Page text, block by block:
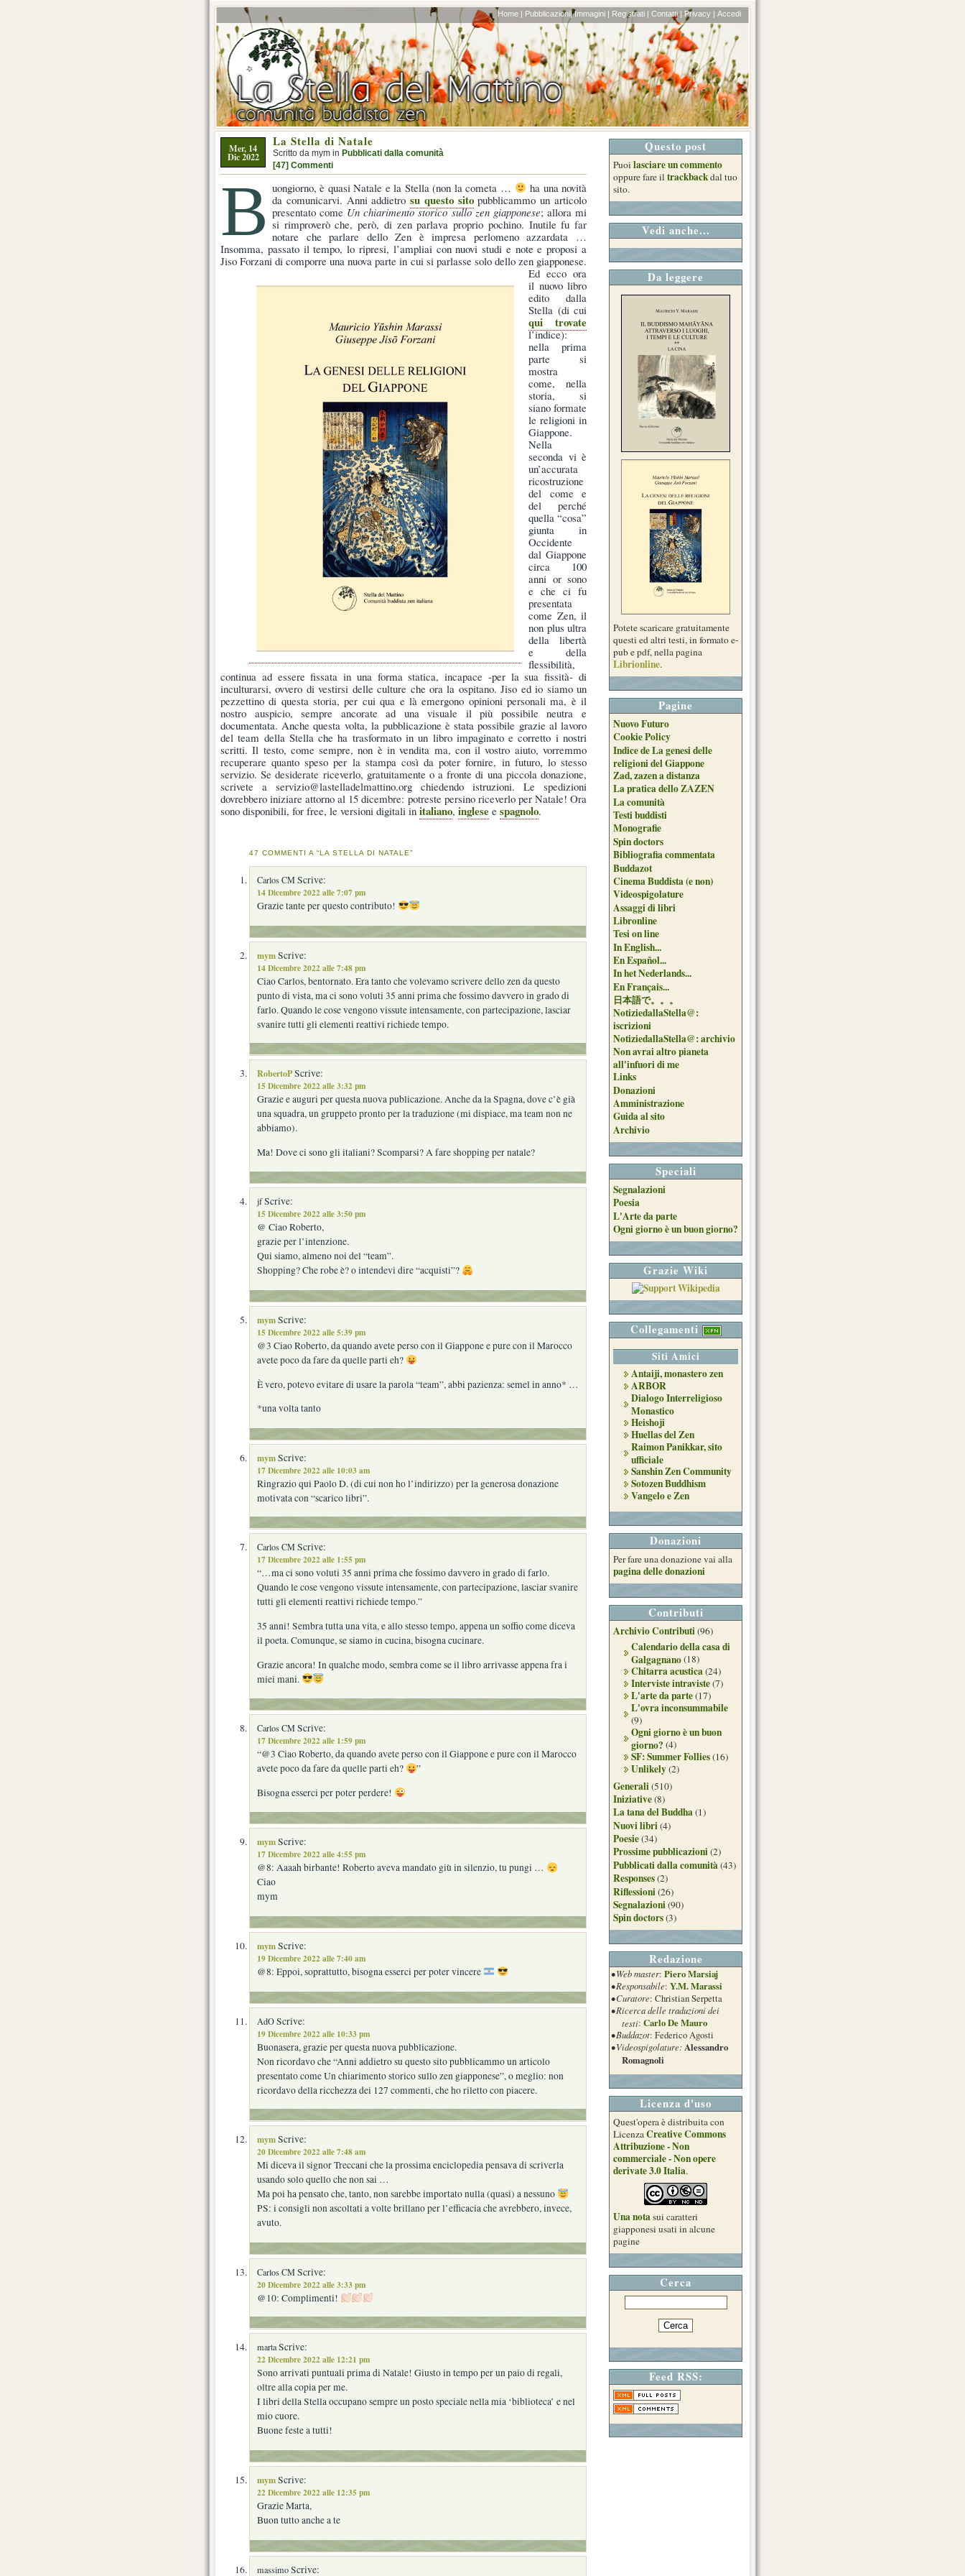
Home | Pubblicazioni| Immagini | Registrati | Contatti | Privacy | Accedi
Mer, 14
Dic 2022
La Stella di Natale
Scritto da mym in Pubblicati dalla comunità
[47] Commenti
B uongiorno, è quasi Natale e la Stella (non la cometa …
ha una novità
da comunicarvi. Anni addietrosu questo sitopubblicammo un articolo
presentato come Un chiarimento storico sullo zen giapponese; allora mi
si rimproverò che, però, di zen parlava proprio pochino. Inutile fu far
notare che parlare dello Zen è impresa perlomeno azzardata …
Insomma, passato il tempo, lo ripresi, l’ampliai con nuovi studi e note e proposi a
Jiso Forzani di comporre una nuova parte in cui si parlasse solo dello zen giapponese.
Ed ecco ora
il nuovo libro
edito dalla
Stella (di cui
qui trovate
l’indice):
nella prima
parte si
mostra
come, nella
storia, si
siano formate
le religioni in
Giappone.
Nella
seconda vi è
un’accurata
ricostruzione
del come e
del perché
quella “cosa”
giunta in
Occidente
dal Giappone
circa 100
anni or sono
e che ci fu
presentata
come Zen, il
non plus ultra
della libertà
e della
flessibilità,
continua ad essere fissata in una forma statica, incapace -per la sua fissità- di
inculturarsi, ovvero di vestirsi delle culture che ora la ospitano. Jiso ed io siamo un
pezzettino di questa storia, per cui qua e là emergono opinioni personali ma, è il
nostro auspicio, sempre ancorate ad una visuale il più possibile neutra e
documentata. Anche questa volta, la pubblicazione è stata possibile grazie al lavoro
del team della Stella che ha trasformato in un libro impaginato e corretto i nostri
scritti. Il testo, come sempre, non è in vendita ma, con il vostro aiuto, vorremmo
recuperare quanto speso per la stampa così da poter fornire, in futuro, lo stesso
servizio. Se desiderate riceverlo, gratuitamente o a fronte di una piccola donazione,
scrivete a servizio@lastelladelmattino.org chiedendo istruzioni. Le spedizioni
dovrebbero iniziare attorno al 15 dicembre: potreste persino riceverlo per Natale! Ora
sono disponibili, for free, le versioni digitali in italiano, inglese e spagnolo.
47 COMMENTI A “LA STELLA DI NATALE”
Carlos CMScrive:
14 Dicembre 2022 alle 7:07 pm
Grazie tante per questo contributo!
mymScrive:
14 Dicembre 2022 alle 7:48 pm
Ciao Carlos, bentornato. Era tanto che volevamo scrivere dello zen da questo
punto di vista, ma ci sono voluti 35 anni prima che fossimo davvero in grado di
farlo. Quando le cose vengono vissute intensamente, con partecipazione, lasciar
svanire tutti gli elementi reattivi richiede tempo.
RobertoPScrive:
15 Dicembre 2022 alle 3:32 pm
Grazie e auguri per questa nuova publicazione. Anche da la Spagna, dove c’è già
una squadra, un gruppeto pronto per la traduzione (mi dispiace, ma team non ne
abbiamo).
Ma! Dove ci sono gli italiani? Scomparsi? A fare shopping per natale?
jfScrive:
15 Dicembre 2022 alle 3:50 pm
@ Ciao Roberto,
grazie per l’intenzione.
Qui siamo, almeno noi del “team”.
Shopping? Che robe è? o intendevi dire “acquisti”?
mymScrive:
15 Dicembre 2022 alle 5:39 pm
@3 Ciao Roberto, da quando avete perso con il Giappone e pure con il Marocco
avete poco da fare da quelle parti eh?
È vero, potevo evitare di usare la parola “team”, abbi pazienza: semel in anno* …
*una volta tanto
mymScrive:
17 Dicembre 2022 alle 10:03 am
Ringrazio qui Paolo D. (di cui non ho l’indirizzo) per la generosa donazione
motivata con “scarico libri”.
Carlos CMScrive:
17 Dicembre 2022 alle 1:55 pm
“…ma ci sono voluti 35 anni prima che fossimo davvero in grado di farlo.
Quando le cose vengono vissute intensamente, con partecipazione, lasciar svanire
tutti gli elementi reattivi richiede tempo.”
35 anni! Sembra tutta una vita, e allo stesso tempo, appena un soffio come diceva
il poeta. Comunque, se siamo in cucina, bisogna cucinare.
Grazie ancora! In qualche modo, sembra come se il libro arrivasse appena fra i
miei mani.
Carlos CMScrive:
17 Dicembre 2022 alle 1:59 pm
“@3 Ciao Roberto, da quando avete perso con il Giappone e pure con il Marocco
avete poco da fare da quelle parti eh?
”
Bisogna esserci per poter perdere!
mymScrive:
17 Dicembre 2022 alle 4:55 pm
@8: Aaaah birbante! Roberto aveva mandato giù in silenzio, tu pungi …
Ciao
mym
mymScrive:
19 Dicembre 2022 alle 7:40 am
@8: Eppoi, soprattutto, bisogna esserci per poter vincere
AdOScrive:
19 Dicembre 2022 alle 10:33 pm
Buonasera, grazie per questa nuova pubblicazione.
Non ricordavo che “Anni addietro su questo sito pubblicammo un articolo
presentato come Un chiarimento storico sullo zen giapponese”, o meglio: non
ricordavo della ricchezza dei 127 commenti, che ho riletto con piacere.
mymScrive:
20 Dicembre 2022 alle 7:48 am
Mi diceva il signor Treccani che la prossima enciclopedia pensava di scriverla
usando solo quello che non sai …
Ma poi ha pensato che, tanto, non sarebbe importato nulla (quasi) a nessuno
PS: i consigli non ascoltati a volte brillano per l’efficacia che avrebbero, invece,
avuto.
Carlos CMScrive:
20 Dicembre 2022 alle 3:33 pm
@10: Complimenti!
martaScrive:
22 Dicembre 2022 alle 12:21 pm
Sono arrivati puntuali prima di Natale! Giusto in tempo per un paio di regali,
oltre alla copia per me.
I libri della Stella occupano sempre un posto speciale nella mia ‘biblioteca’ e nel
mio cuore.
Buone feste a tutti!
mymScrive:
22 Dicembre 2022 alle 12:35 pm
Grazie Marta,
Buon tutto anche a te
massimoScrive:
Questo post
Puoi lasciare un commento
oppure fare il trackbackdal tuo
sito.
Vedi anche...
Da leggere
Potete scaricare gratuitamente
questi ed altri testi, in formato e-
pub e pdf, nella pagina
Librionline.
Pagine
Nuovo Futuro
Cookie Policy
Indice de La genesi delle
religioni del Giappone
Zad, zazen a distanza
La pratica dello ZAZEN
La comunità
Testi buddisti
Monografie
Spin doctors
Bibliografia commentata
Buddazot
Cinema Buddista (e non)
Videospigolature
Assaggi di libri
Libronline
Tesi on line
In English...
En Español...
In het Nederlands...
En Français...
日本語で。。。
NotiziedallaStella@:
iscrizioni
NotiziedallaStella@: archivio
Non avrai altro pianeta
all'infuori di me
Links
Donazioni
Amministrazione
Guida al sito
Archivio
Speciali
Segnalazioni
Poesia
L'Arte da parte
Ogni giorno è un buon giorno?
Grazie Wiki
Collegamenti
Siti Amici
Antaiji, monastero zen
ARBOR
Dialogo Interreligioso
Monastico
Heishoji
Huellas del Zen
Raimon Panikkar, sito
ufficiale
Sanshin Zen Community
Sotozen Buddhism
Vangelo e Zen
Donazioni
Per fare una donazione vai alla
pagina delle donazioni
Contributi
Archivio Contributi(96)
Calendario della casa di
Galgagnano(18)
Chitarra acustica(24)
Interviste intraviste(7)
L'arte da parte(17)
L'ovra inconsummabile
(9)
Ogni giorno è un buon
giorno? (4)
SF: Summer Follies(16)
Unlikely(2)
Generali(510)
Iniziative(8)
La tana del Buddha(1)
Nuovi libri(4)
Poesie(34)
Prossime pubblicazioni(2)
Pubblicati dalla comunità(43)
Responses(2)
Riflessioni(26)
Segnalazioni(90)
Spin doctors(3)
Redazione
• Web master: Piero Marsiaj
• Responsabile: Y.M. Marassi
• Curatore: Christian Serpetta
• Ricerca delle traduzioni dei
testi: Carlo De Mauro
• Buddazot: Federico Agosti
• Videospigolature:Alessandro
Romagnoli
Licenza d'uso
Quest'opera è distribuita con
LicenzaCreative Commons
Attribuzione - Non
commerciale - Non opere
derivate 3.0 Italia.
Una notasui caratteri
giapponesi usati in alcune
pagine
Cerca
Feed RSS: